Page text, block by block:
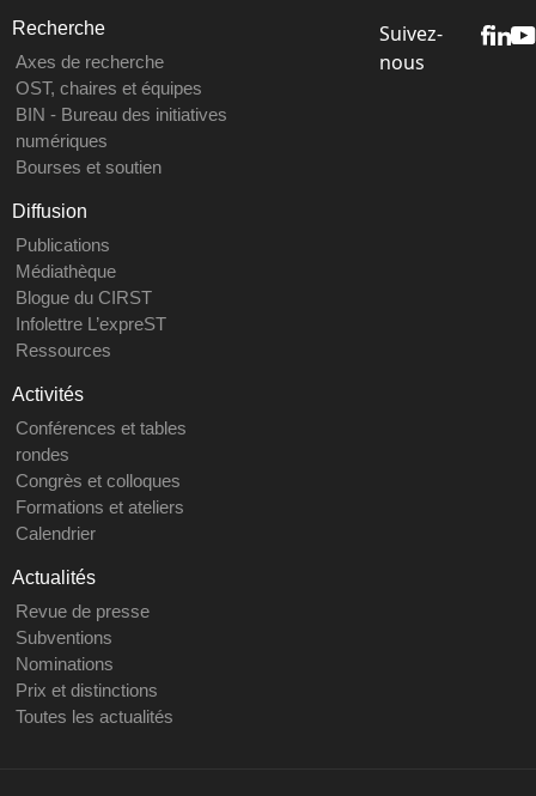
Recherche
Axes de recherche
OST, chaires et équipes
BIN - Bureau des initiatives
numériques
Bourses et soutien
Diffusion
Publications
Médiathèque
Blogue du CIRST
Infolettre L’expreST
Ressources
Activités
Conférences et tables
rondes
Congrès et colloques
Formations et ateliers
Calendrier
Actualités
Revue de presse
Subventions
Nominations
Prix et distinctions
Toutes les actualités
Suivez-
nous